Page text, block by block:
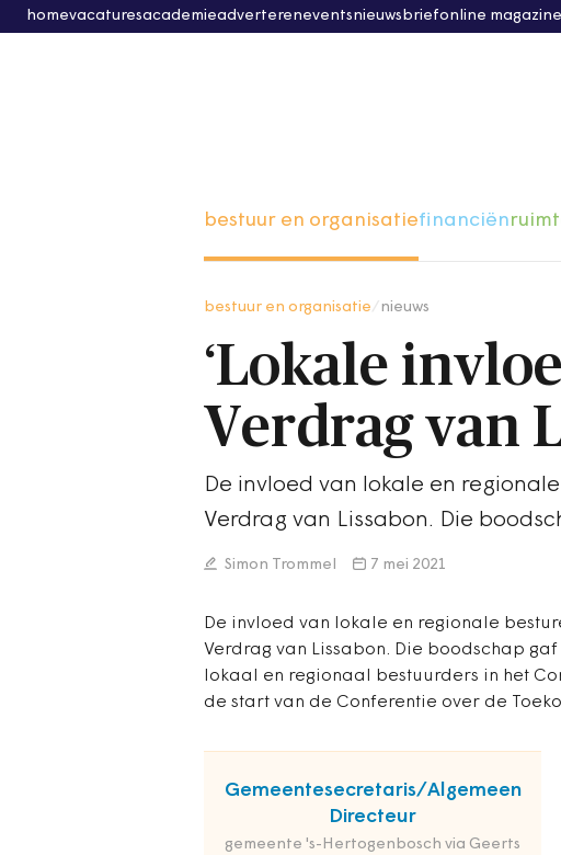
homevacaturesacademieadvertereneventsnieuwsbriefonline magazine
bestuur en organisatiefinanciën
bestuur en organisatie nieuws
‘Lokale
Verdrag van
De invloed van lokale en
Verdrag van Lissabon. Die
Simon Trommel 7 mei 2021
De invloed van lokale en regionale
Verdrag van Lissabon. Die boodschap
lokaal en regionaal bestuurders in het
de start van de Conferentie over de
Gemeentesecretaris/Algemeen
Directeur
gemeente 's-Hertogenbosch via Geerts